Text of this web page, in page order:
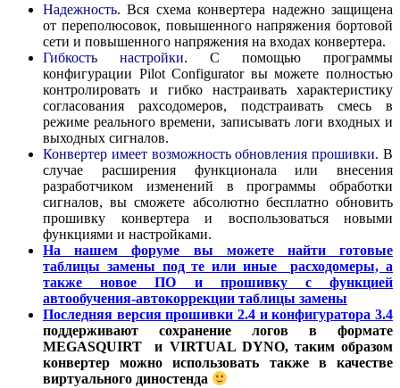
Надежность. Вся схема конвертера надежно защищена
от переполюсовок, повышенного напряжения бортовой
сети и повышенного напряжения на входах конвертера.
Гибкость настройки. С помощью программы
конфигурации Pilot Сonfigurator вы можете полностью
контролировать и гибко настраивать характеристику
согласования рахсодомеров, подстраивать смесь в
режиме реального времени, записывать логи входных и
выходных сигналов.
Конвертер имеет возможность обновления прошивки. В
случае расширения функционала или внесения
разработчиком изменений в программы обработки
сигналов, вы сможете абсолютно бесплатно обновить
прошивку конвертера и воспользоваться новыми
функциями и настройками.
На нашем форуме вы можете найти готовые
таблицы замены под те или иные расходомеры, а
также новое ПО и прошивку с функцией
автообучения-автокоррекции таблицы замены
Последняя версия прошивки 2.4 и конфигуратора 3.4
поддерживают сохранение логов в формате
MEGASQUIRT и VIRTUAL DYNO, таким образом
конвертер можно использовать также в качестве
виртуального диностенда